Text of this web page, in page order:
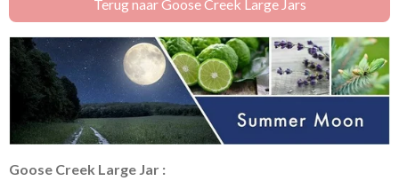
Terug naar Goose Creek Large Jars
Goose Creek Large Jar :